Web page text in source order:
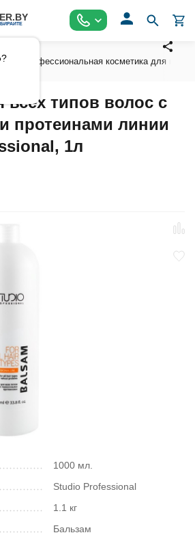
? Профессиональная косметика для волос
всех типов волос с
протеинами линии
1л
1000 мл.
Studio Professional
1.1 кг
Бальзам